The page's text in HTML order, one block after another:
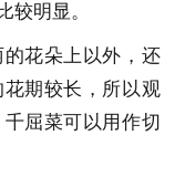
较明显。
花朵上以外，还
期较长，所以观
屈菜可以用作切